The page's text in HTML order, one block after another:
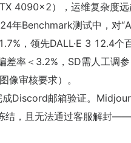
4090×2），运维复杂度
年Benchmark测试中，对
，领先DALL·E 3 12.4个
率＜3.2%，SD需人工调参
像审核要求）。
Discord邮箱验证。
结，且无法通过客服解封